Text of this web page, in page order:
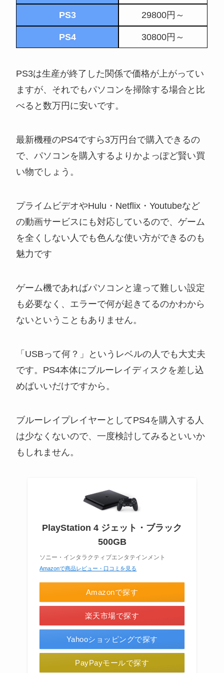
PS3 29800円～
PS4 30800円～
PS3は生産が終了した関係で価格が上がってい
ますが、それでもパソコンを掃除する場合と比
べると数万円に安いです。
最新機種のPS4ですら3万円台で購入できるの
で、パソコンを購入するよりかよっぽど賢い買
い物でしょう。
プライムビデオやHulu・Netflix・Youtubeなど
の動画サービスにも対応しているので、ゲーム
を全くしない人でも色んな使い方ができるのも
魅力です
ゲーム機であればパソコンと違って難しい設定
も必要なく、エラーで何が起きてるのかわから
ないということもありません。
「USBって何？」というレベルの人でも大丈夫
です。PS4本体にブルーレイディスクを差し込
めばいいだけですから。
ブルーレイプレイヤーとしてPS4を購入する人
は少なくないので、一度検討してみるといいか
もしれません。
PlayStation 4 ジェット・ブラック
500GB
ソニー・インタラクティブエンタテインメント
Amazonで商品レビュー・口コミを見る
Amazonで探す
楽天市場で探す
Yahooショッピングで探す
PayPayモールで探す